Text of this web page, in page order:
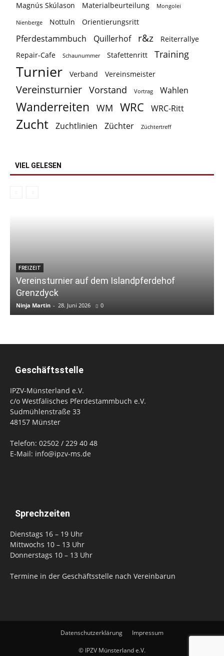
Magnús Skúlason Materialbeurteilung Mongolei
Nienberge Nottuln Orientierungsritt
Pferdestammbuch Quillerhof r&z
Reiterrallye
Repair-Cafe
Schaunummer Stafettenritt Training
Turnier Verband Vereinsmeister
Vereinsturnier Vorstand Vortrag Wahlen
Wanderreiten WM WRC WRC-Ritt
Zucht Zuchtlinien Züchter Züchtertreff
VIEL GELESEN
FREIZEIT
Vereinsturnier auf dem Islandpferdehof
Grenzdyck
Ninja Martin - 28. Juni 2026 0
Geschäftsstelle
IPZV-Münsterland e.V.
c/o Westfälisches Pferdestammbuch e.V.
Sudmühlenstraße 33
48157 Münster
Telefon: 02502 / 229 40 48
E-Mail: info@ipzv-ms.de
Sprechzeiten
Dienstags 16 – 19 Uhr
Mittwochs 10 – 13 Uhr
Donnerstags 10 – 13 Uhr
Termine in der Geschäftsstelle nach Vereinbarun
Datenschutzerklärung Impressum
© IPZV Münsterland e.V.